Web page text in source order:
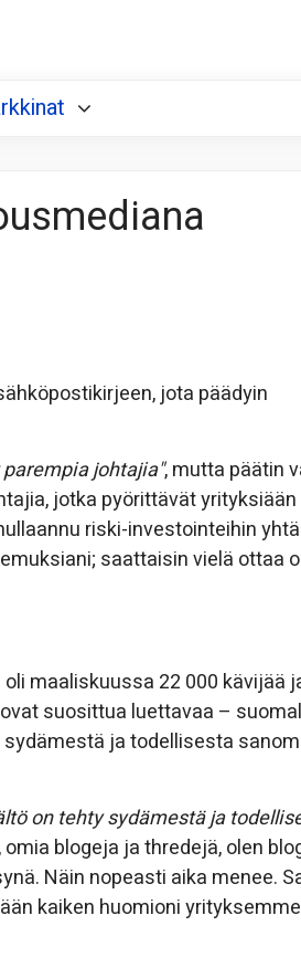
jota päädyin
johtajia", mutta päätin
jotka pyörittävät
riski-investointeihin
saattaisin vielä ottaa
maaliskuussa 22 000 kävijää
suosittua luettavaa –
ja todellisesta
on tehty sydämestä ja
blogeja ja thredejä, olen
Näin nopeasti aika menee.
kaiken huomioni